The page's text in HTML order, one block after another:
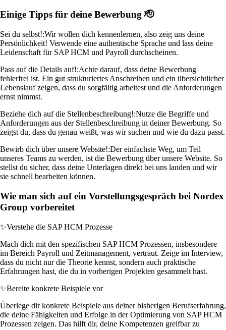
Einige Tipps für deine Bewerbung 🫡
Sei du selbst!:Wir wollen dich kennenlernen, also zeig uns deine
Persönlichkeit! Verwende eine authentische Sprache und lass deine
Leidenschaft für SAP HCM und Payroll durchscheinen.
Pass auf die Details auf!:Achte darauf, dass deine Bewerbung
fehlerfrei ist. Ein gut strukturiertes Anschreiben und ein übersichtlicher
Lebenslauf zeigen, dass du sorgfältig arbeitest und die Anforderungen
ernst nimmst.
Beziehe dich auf die Stellenbeschreibung!:Nutze die Begriffe und
Anforderungen aus der Stellenbeschreibung in deiner Bewerbung. So
zeigst du, dass du genau weißt, was wir suchen und wie du dazu passt.
Bewirb dich über unsere Website!:Der einfachste Weg, um Teil
unseres Teams zu werden, ist die Bewerbung über unsere Website. So
stellst du sicher, dass deine Unterlagen direkt bei uns landen und wir
sie schnell bearbeiten können.
Wie man sich auf ein Vorstellungsgespräch bei Nordex
Group vorbereitet
✨Verstehe die SAP HCM Prozesse
Mach dich mit den spezifischen SAP HCM Prozessen, insbesondere
im Bereich Payroll und Zeitmanagement, vertraut. Zeige im Interview,
dass du nicht nur die Theorie kennst, sondern auch praktische
Erfahrungen hast, die du in vorherigen Projekten gesammelt hast.
✨Bereite konkrete Beispiele vor
Überlege dir konkrete Beispiele aus deiner bisherigen Berufserfahrung,
die deine Fähigkeiten und Erfolge in der Optimierung von SAP HCM
Prozessen zeigen. Das hilft dir, deine Kompetenzen greifbar zu